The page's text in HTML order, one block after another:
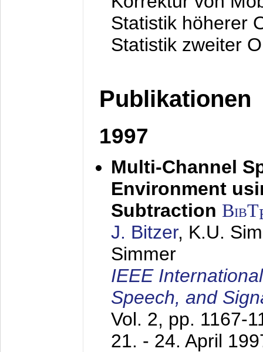
Statistik höherer
Statistik zweiter
Publikationen
1997
Multi-Channel
Environment
Subtraction BibT
J. Bitzer, K.U.
Simmer
IEEE
Speech, and
Vol. 2, pp. 1167-
21. - 24. April